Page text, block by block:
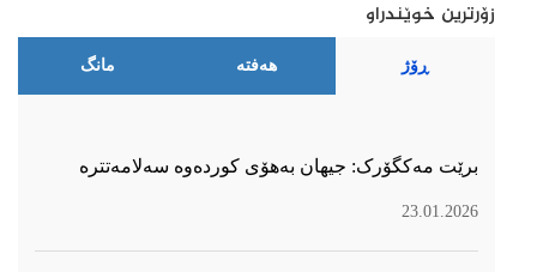
زۆرترین خوێندراو
ڕۆژ هەفتە مانگ
برێت مەکگۆرک: جیهان بەهۆی کوردەوە سەلامەتترە
23.01.2026